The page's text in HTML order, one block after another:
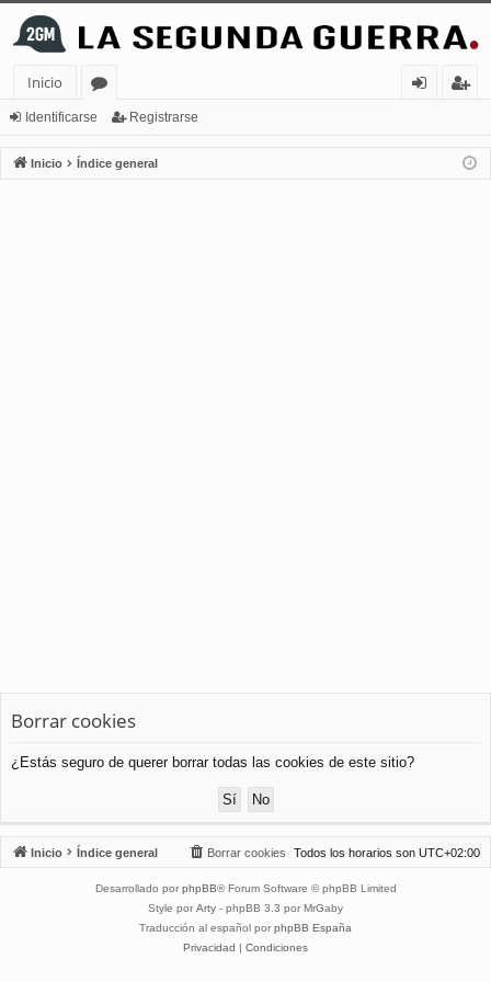
Inicio
or
os
nt
ifi
ist
ra
Identificarse Registrarse
Inicio Índice general
Borrar cookies
¿Estás seguro de querer borrar todas las cookies de este sitio?
Inicio Índice general Todos los horarios son UTC+02:00
Borrar cookies
Desarrollado por phpBB® Forum Software © phpBB Limited
Style por Arty - phpBB 3.3 por MrGaby
Traducción al español por phpBB España
Privacidad | Condiciones